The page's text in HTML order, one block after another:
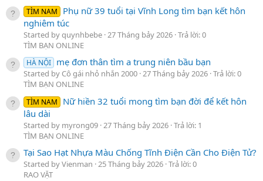
TÌM NAM
Phụ nữ 39 tuổi tại Vĩnh Long tìm bạn kết hôn
nghiêm túc
Started by quynhbebe 27 Tháng bảy 2026 Trả lời: 0
TÌM BẠN ONLINE
HÀ NỘI mẹ đơn thân tìm a trung niên bầu bạn
Started by Cô gái nhỏ nhắn 2000 27 Tháng bảy 2026 Trả lời: 0
TÌM BẠN ONLINE
TÌM NAM
Nữ hiền 32 tuổi mong tìm bạn đời để kết hôn
lâu dài
Started by myrong09 27 Tháng bảy 2026 Trả lời: 1
TÌM BẠN ONLINE
Tại Sao Hạt Nhựa Màu Chống Tĩnh Điện Cần Cho Điện Tử?
Started by Vienman 25 Tháng bảy 2026 Trả lời: 0
RAO VẶT